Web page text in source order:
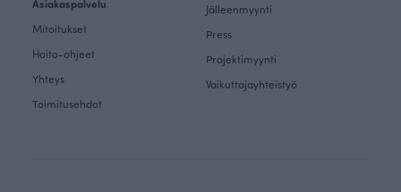
Asiakaspalvelu
Mitoitukset
Hoito-ohjeet
Yhteys
Toimitusehdot
Jälleenmyynti
Press
Projektimyynti
Vaikuttajayhteistyö